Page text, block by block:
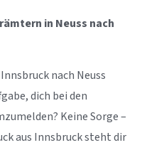
in Neuss nach
nach Neuss
dich bei den
Keine Sorge –
aus Innsbruck steht dir